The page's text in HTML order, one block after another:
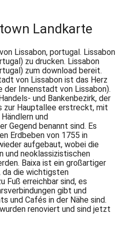
Landkarte
Lissabon, portugal. Lissabon
zu drucken. Lissabon
zum download bereit.
von Lissabon ist das Herz
Innenstadt von Lissabon).
und Bankenbezirk, der
zur Hauptallee erstreckt, mit
und
Gegend benannt sind. Es
Erdbeben von 1755 in
aufgebaut, wobei die
und neoklassizistischen
Baixa ist ein großartiger
da die wichtigsten
Fuß erreichbar sind, es
gibt und
und Cafés in der Nähe sind.
renoviert und sind jetzt